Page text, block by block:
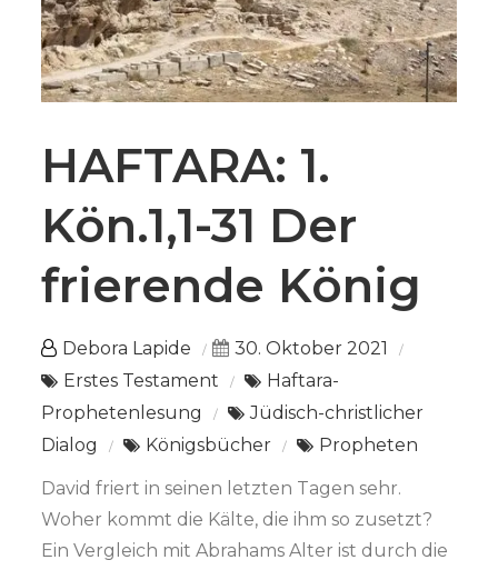
HAFTARA: 1.
Kön.1,1-31 Der
frierende König
Debora Lapide
30. Oktober 2021
Erstes Testament
Haftara-
Prophetenlesung
Jüdisch-christlicher
Dialog
Königsbücher Propheten
David friert in seinen letzten Tagen sehr.
Woher kommt die Kälte, die ihm so zusetzt?
Ein Vergleich mit Abrahams Alter ist durch die